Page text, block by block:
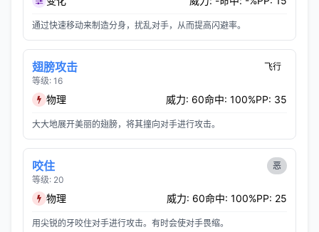
通过快速移动来制造分身，扰乱对手，从而提高闪避率。
翅膀攻击
等级: 16
飞行
物理 威力: 60命中: 100%PP: 35
大大地展开美丽的翅膀，将其撞向对手进行攻击。
咬住
等级: 20
恶
物理 威力: 60命中: 100%PP: 25
用尖锐的牙咬住对手进行攻击。有时会使对手畏缩。